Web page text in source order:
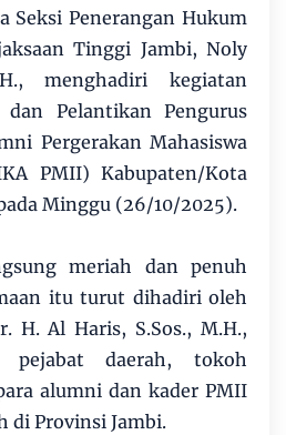
Seksi Penerangan Hukum
Tinggi Jambi, Noly
menghadiri kegiatan
Pelantikan Pengurus
Pergerakan Mahasiswa
PMII) Kabupaten/Kota
Minggu (26/10/2025).
meriah dan penuh
itu turut dihadiri oleh
H. Al Haris, S.Sos., M.H.,
pejabat daerah, tokoh
alumni dan kader PMII
di Provinsi Jambi.